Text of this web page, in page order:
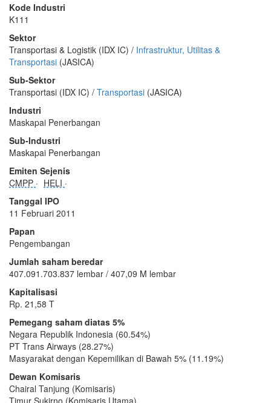
Kode Industri
K111
Sektor
Transportasi & Logistik (IDX IC) / Infrastruktur, Utilitas &
Transportasi (JASICA)
Sub-Sektor
Transportasi (IDX IC) / Transportasi (JASICA)
Industri
Maskapai Penerbangan
Sub-Industri
Maskapai Penerbangan
Emiten Sejenis
CMPP
HELI
Tanggal IPO
11 Februari 2011
Papan
Pengembangan
Jumlah saham beredar
407.091.703.837 lembar / 407,09 M lembar
Kapitalisasi
Rp. 21,58 T
Pemegang saham diatas 5%
Negara Republik Indonesia (60.54%)
PT Trans Airways (28.27%)
Masyarakat dengan Kepemilikan di Bawah 5% (11.19%)
Dewan Komisaris
Chairal Tanjung (Komisaris)
Timur Sukirno (Komisaris Utama)